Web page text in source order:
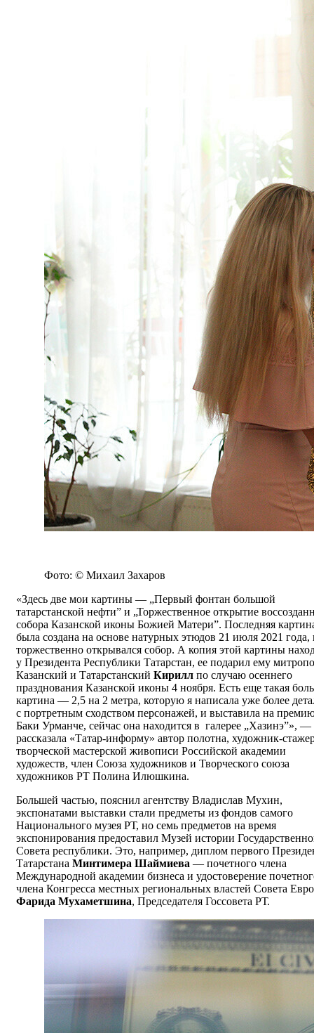
Фото: © Михаил Захаров
«Здесь две мои картины — „Первый фонтан большой
татарстанской нефти” и „Торжественное открытие
собора Казанской иконы Божией Матери”. Последняя
была создана на основе натурных этюдов 21 июля 2021 года,
торжественно открывался собор. А копия этой картины
у Президента Республики Татарстан, ее подарил ему
Казанский и Татарстанский Кирилл по случаю осеннего
празднования Казанской иконы 4 ноября. Есть еще такая
картина — 2,5 на 2 метра, которую я написала уже более
с портретным сходством персонажей, и выставила на
Баки Урманче, сейчас она находится в галерее „Хазинэ”», —
рассказала «Татар-информу» автор полотна, художник-
творческой мастерской живописи Российской академии
художеств, член Союза художников и Творческого союза
художников РТ Полина Илюшкина.
Большей частью, пояснил агентству Владислав Мухин,
экспонатами выставки стали предметы из фондов самого
Национального музея РТ, но семь предметов на время
экспонирования предоставил Музей истории
Совета республики. Это, например, диплом первого
Татарстана Минтимера Шаймиева — почетного члена
Международной академии бизнеса и удостоверение
члена Конгресса местных региональных властей Совета
Фарида Мухаметшина, Председателя Госсовета РТ.